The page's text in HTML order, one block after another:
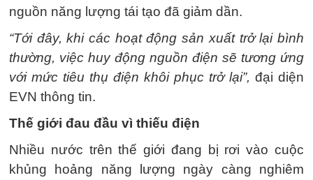
nguồn năng lượng tái tạo đã giảm dần.
“Tới đây, khi các hoạt động sản xuất trở lại bình
thường, việc huy động nguồn điện sẽ tương ứng
với mức tiêu thụ điện khôi phục trở lại”, đại diện
EVN thông tin.
Thế giới đau đầu vì thiếu điện
Nhiều nước trên thế giới đang bị rơi vào cuộc
khủng hoảng năng lượng ngày càng nghiêm